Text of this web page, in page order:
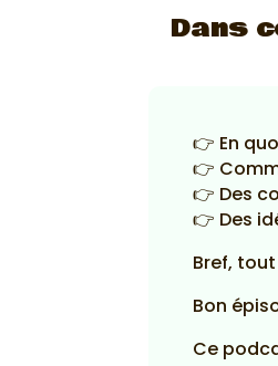
Dans
👉 En
👉
👉 Des
👉 Des
Bref,
Bon
Ce